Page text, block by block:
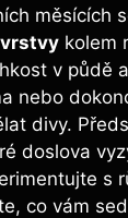
měsících
kolem
v půdě
nebo
divy.
doslova
s
co vám